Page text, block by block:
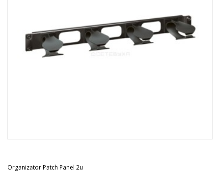
Organizator Patch Panel 2u